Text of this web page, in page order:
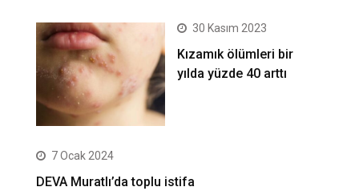
30 Kasım 2023
Kızamık ölümleri bir
yılda yüzde 40 arttı
7 Ocak 2024
DEVA Muratlı’da toplu istifa